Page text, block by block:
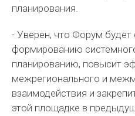
планирования.
- Уверен, что Форум будет
формированию
планированию, повысит
межрегионального и
взаимодействия и
этой площадке в